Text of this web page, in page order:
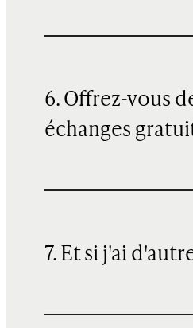
6. Offrez-vous
échanges
7. Et si j'ai